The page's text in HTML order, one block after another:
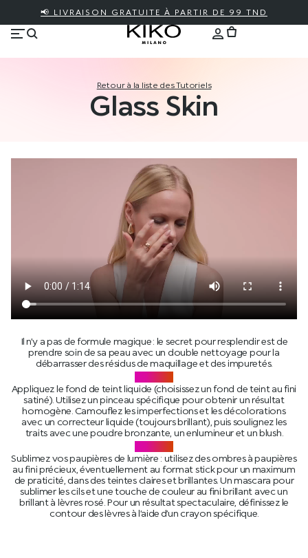
📢 LIVRAISON GRATUITE À PARTIR DE 99 TND
Retour à la liste des Tutoriels
Glass Skin
Il n’y a pas de formule magique : le secret pour resplendir est de
prendre soin de sa peau avec un double nettoyage pour la
débarrasser des résidus de maquillage et des impuretés.
Appliquez le fond de teint liquide (choisissez un fond de teint au fini
satiné). Utilisez un pinceau spécifique pour obtenir un résultat
homogène. Camouflez les imperfections et les décolorations
avec un correcteur liquide (toujours brillant), puis soulignez les
traits avec une poudre bronzante, un enlumineur et un blush.
Sublimez vos paupières de lumière : utilisez des ombres à paupières
au fini précieux, éventuellement au format stick pour un maximum
de praticité, dans des teintes claires et brillantes. Un mascara pour
sublimer les cils et une touche de couleur au fini brillant avec un
brillant à lèvres rosé. Pour un résultat spectaculaire, définissez le
contour des lèvres à l’aide d’un crayon spécifique.